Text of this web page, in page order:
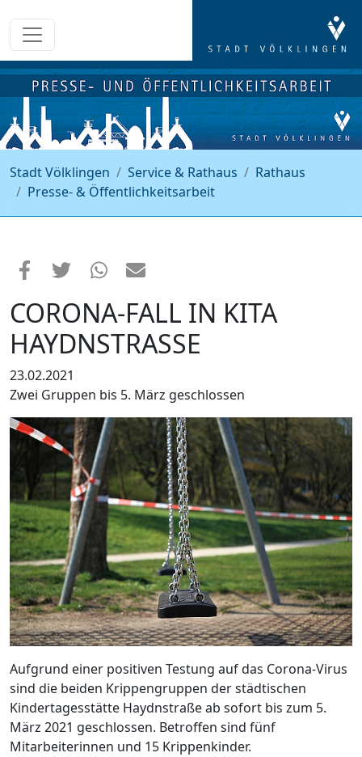
Stadt Völklingen Service & Rathaus
Rathaus
Presse- & Öffentlichkeitsarbeit
CORONA-FALL IN KITA
HAYDNSTRASSE
23.02.2021
Zwei Gruppen bis 5. März geschlossen
Aufgrund einer positiven Testung auf das Corona-Virus
sind die beiden Krippengruppen der städtischen
Kindertagesstätte Haydnstraße ab sofort bis zum 5.
März 2021 geschlossen. Betroffen sind fünf
Mitarbeiterinnen und 15 Krippenkinder.